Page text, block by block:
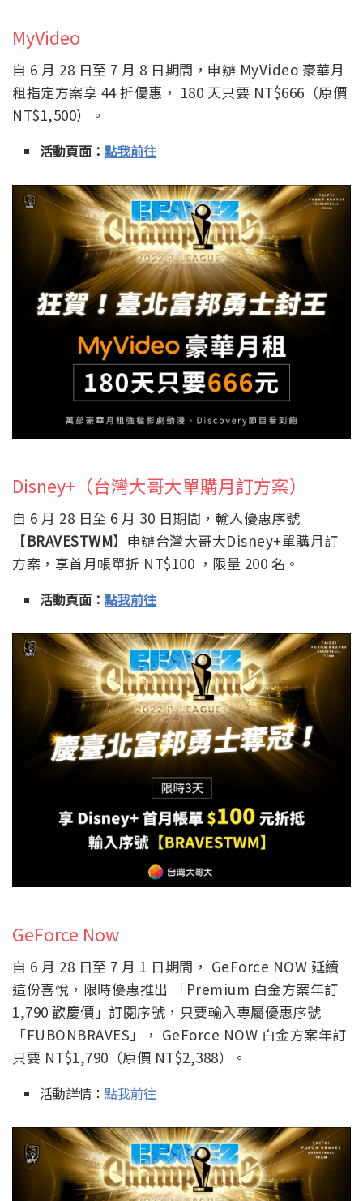
MyVideo
自 6 月 28 日至 7 月 8 日期間，申辦 MyVideo 豪華月
租指定方案享 44 折優惠， 180 天只要 NT$666（原價
NT$1,500）。
活動頁面：點我前往
Disney+（台灣大哥大單購月訂方案）
自 6 月 28 日至 6 月 30 日期間，輸入優惠序號
【BRAVESTWM】申辦台灣大哥大Disney+單購月訂
方案，享首月帳單折 NT$100 ，限量 200 名。
活動頁面：點我前往
GeForce Now
自 6 月 28 日至 7 月 1 日期間， GeForce NOW 延續
這份喜悅，限時優惠推出 「Premium 白金方案年訂
1,790 歡慶價」訂閱序號，只要輸入專屬優惠序號
「FUBONBRAVES」， GeForce NOW 白金方案年訂
只要 NT$1,790（原價 NT$2,388）。
活動詳情：點我前往